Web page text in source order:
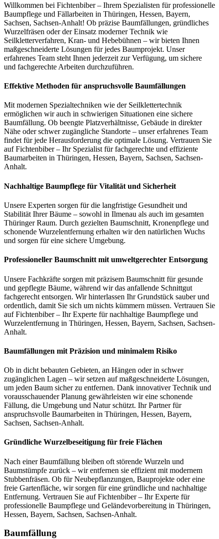
Willkommen bei Fichtenbiber – Ihrem Spezialisten für professionelle
Baumpflege und Fällarbeiten in Thüringen, Hessen, Bayern,
Sachsen, Sachsen-Anhalt! Ob präzise Baumfällungen, gründliches
Wurzelfräsen oder der Einsatz moderner Technik wie
Seilkletterverfahren, Kran- und Hebebühnen – wir bieten Ihnen
maßgeschneiderte Lösungen für jedes Baumprojekt. Unser
erfahrenes Team steht Ihnen jederzeit zur Verfügung, um sichere
und fachgerechte Arbeiten durchzuführen.
Effektive Methoden für anspruchsvolle Baumfällungen
Mit modernen Spezialtechniken wie der Seilklettertechnik
ermöglichen wir auch in schwierigen Situationen eine sichere
Baumfällung. Ob beengte Platzverhältnisse, Gebäude in direkter
Nähe oder schwer zugängliche Standorte – unser erfahrenes Team
findet für jede Herausforderung die optimale Lösung. Vertrauen Sie
auf Fichtenbiber – Ihr Spezialist für fachgerechte und effiziente
Baumarbeiten in Thüringen, Hessen, Bayern, Sachsen, Sachsen-
Anhalt.
Nachhaltige Baumpflege für Vitalität und Sicherheit
Unsere Experten sorgen für die langfristige Gesundheit und
Stabilität Ihrer Bäume – sowohl in Ilmenau als auch im gesamten
Thüringer Raum. Durch gezielten Baumschnitt, Kronenpflege und
schonende Wurzelentfernung erhalten wir den natürlichen Wuchs
und sorgen für eine sichere Umgebung.
Professioneller Baumschnitt mit umweltgerechter Entsorgung
Unsere Fachkräfte sorgen mit präzisem Baumschnitt für gesunde
und gepflegte Bäume, während wir das anfallende Schnittgut
fachgerecht entsorgen. Wir hinterlassen Ihr Grundstück sauber und
ordentlich, damit Sie sich um nichts kümmern müssen. Vertrauen Sie
auf Fichtenbiber – Ihr Experte für nachhaltige Baumpflege und
Wurzelentfernung in Thüringen, Hessen, Bayern, Sachsen, Sachsen-
Anhalt.
Baumfällungen mit Präzision und minimalem Risiko
Ob in dicht bebauten Gebieten, an Hängen oder in schwer
zugänglichen Lagen – wir setzen auf maßgeschneiderte Lösungen,
um jeden Baum sicher zu entfernen. Dank innovativer Technik und
vorausschauender Planung gewährleisten wir eine schonende
Fällung, die Umgebung und Natur schützt. Ihr Partner für
anspruchsvolle Baumarbeiten in Thüringen, Hessen, Bayern,
Sachsen, Sachsen-Anhalt.
Gründliche Wurzelbeseitigung für freie Flächen
Nach einer Baumfällung bleiben oft störende Wurzeln und
Baumstümpfe zurück – wir entfernen sie effizient mit modernem
Stubbenfräsen. Ob für Neubepflanzungen, Bauprojekte oder eine
freie Gartenfläche, wir sorgen für eine gründliche und nachhaltige
Entfernung. Vertrauen Sie auf Fichtenbiber – Ihr Experte für
professionelle Baumpflege und Geländevorbereitung in Thüringen,
Hessen, Bayern, Sachsen, Sachsen-Anhalt.
Baumfällung